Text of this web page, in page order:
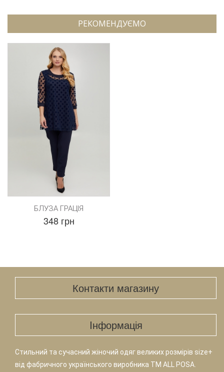
РЕКОМЕНДУЄМО
БЛУЗА ГРАЦІЯ
348 грн
Контакти магазину
Iнформація
Стильний та сучасний жіночий одяг великих розмірів size+
від фабричного українського виробника TM ALL POSA.